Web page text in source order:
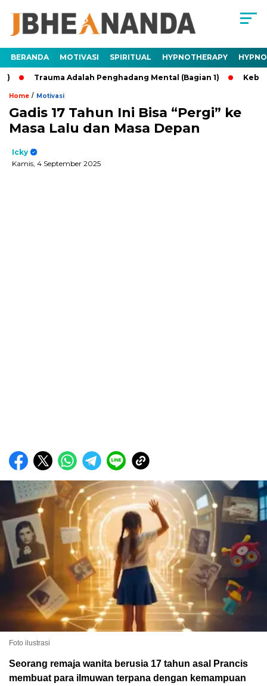
BERANDA MOTIVASI SPIRITUAL HYPNOTHERAPY
Trauma Adalah Penghadang Mental (Bagian 1) Kebaikan
Home / Motivasi
Gadis 17 Tahun Ini Bisa “Pergi” ke
Masa Lalu dan Masa Depan
Icky
Kamis, 4 September 2025
Foto ilustrasi
Seorang remaja wanita berusia 17 tahun asal Prancis
membuat para ilmuwan terpana dengan kemampuan